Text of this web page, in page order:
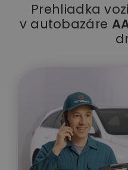
Prehliadka
v autobazáre